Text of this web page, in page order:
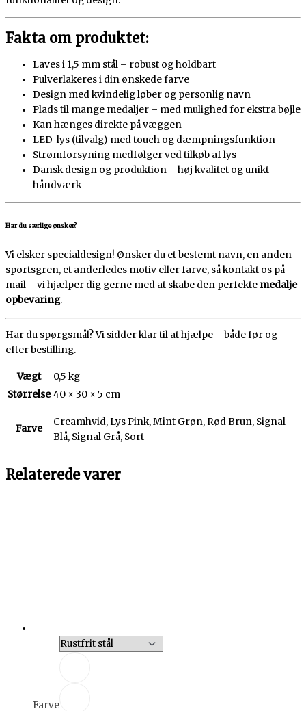
Fakta om produktet:
Laves i 1,5 mm stål – robust og holdbart
Pulverlakeres i din ønskede farve
Design med kvindelig løber og personlig navn
Plads til mange medaljer – med mulighed for ekstra bøjle
Kan hænges direkte på væggen
LED-lys (tilvalg) med touch og dæmpningsfunktion
Strømforsyning medfølger ved tilkøb af lys
Dansk design og produktion – høj kvalitet og unikt
håndværk
Har du særlige ønsker?
Vi elsker specialdesign! Ønsker du et bestemt navn, en anden
sportsgren, et anderledes motiv eller farve, så kontakt os på
mail – vi hjælper dig gerne med at skabe den perfekte medalje
opbevaring.
Har du spørgsmål? Vi sidder klar til at hjælpe – både før og
efter bestilling.
Vægt
0,5 kg
Størrelse 40 × 30 × 5 cm
Farve
Creamhvid, Lys Pink, Mint Grøn, Rød Brun, Signal
Blå, Signal Grå, Sort
Relaterede varer
Farve